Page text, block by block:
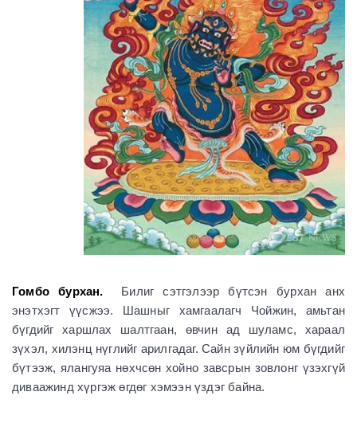
Гомбо бурхан. Билиг сэтгэлээр бүтсэн бурхан анх
энэтхэгт үүсжээ. Шашныг хамгаалагч Чойжин, амьтан
бүгдийг харшлах шалтгаан, өвчин ад шуламс, хараал
зүхэл, хилэнц нүглийг арилгадаг. Сайн зүйлийн юм бүгдийг
бүтээж, ялангуяа нөхчсөн хойно завсрын зовлонг үзэхгүй
диваажинд хүргэж өгдөг хэмээн үздэг байна.